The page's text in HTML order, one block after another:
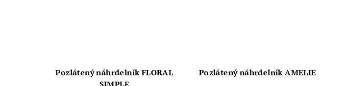
Pozlátený náhrdelník FLORAL
Pozlátený náhrdelník AMELIE